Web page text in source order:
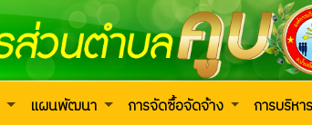
แผนพัฒนา การจัดซื้อจัดจ้าง การบริห